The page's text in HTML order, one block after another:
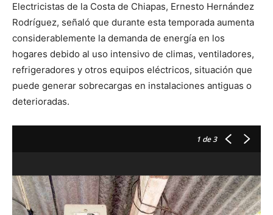
Electricistas de la Costa de Chiapas, Ernesto Hernández
Rodríguez, señaló que durante esta temporada aumenta
considerablemente la demanda de energía en los
hogares debido al uso intensivo de climas, ventiladores,
refrigeradores y otros equipos eléctricos, situación que
puede generar sobrecargas en instalaciones antiguas o
deterioradas.
1 de 3